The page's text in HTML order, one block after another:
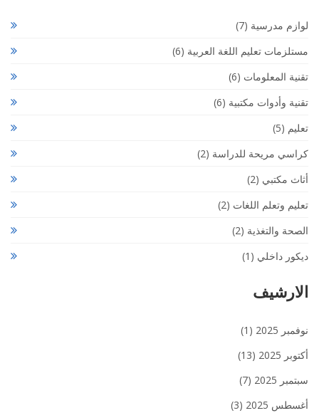
لوازم مدرسية (7)
مستلزمات تعليم اللغة العربية (6)
تقنية المعلومات (6)
تقنية وأدوات مكتبية (6)
تعليم (5)
كراسي مريحة للدراسة (2)
أثاث مكتبي (2)
تعليم وتعلم اللغات (2)
الصحة والتغذية (2)
ديكور داخلي (1)
الارشيف
نوفمبر 2025
(1)
أكتوبر 2025
(13)
سبتمبر 2025
(7)
أغسطس 2025
(3)